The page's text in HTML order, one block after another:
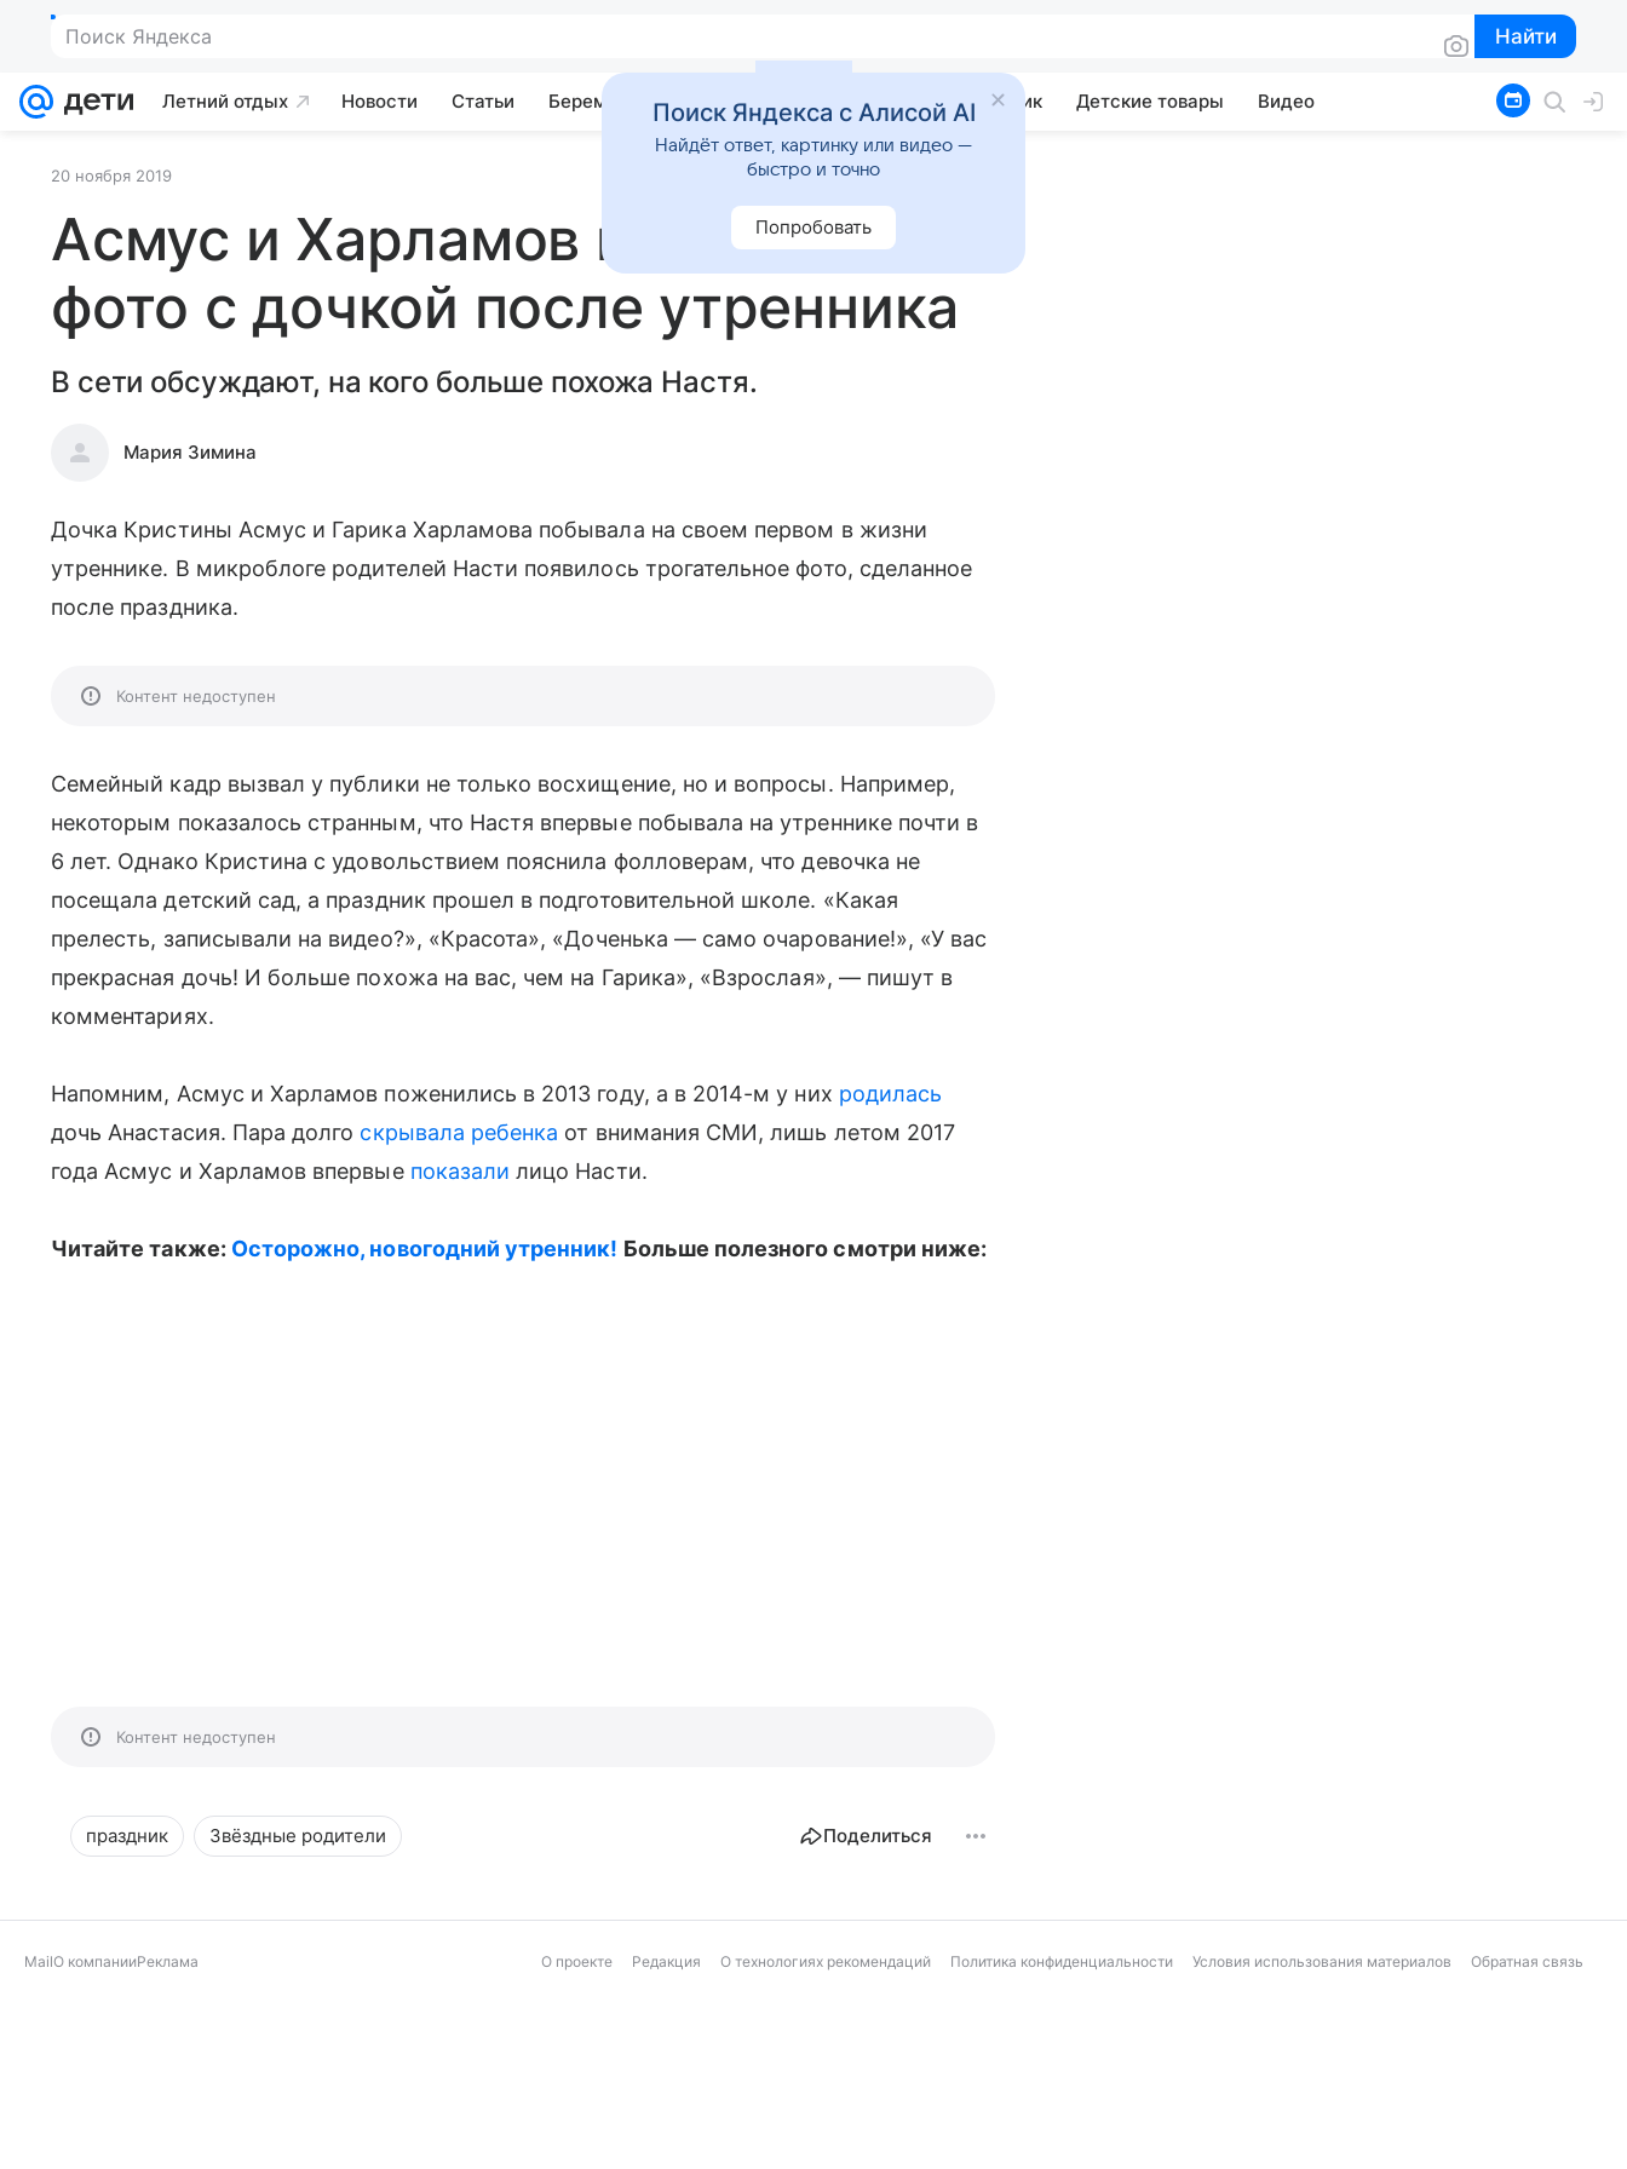
Поиск Яндекса Найти
Найти
Летний отдых Новости Статьи Беременность Развитие Почемучка Учебник Детские товары Видео
20 ноября 2019
Асмус и Харламов показали
фото с дочкой после утренника
В сети обсуждают, на кого больше похожа Настя.
Мария Зимина
Дочка Кристины Асмус и Гарика Харламова побывала на своем первом в жизни
утреннике. В микроблоге родителей Насти появилось трогательное фото, сделанное
после праздника.
Контент недоступен
Семейный кадр вызвал у публики не только восхищение, но и вопросы. Например,
некоторым показалось странным, что Настя впервые побывала на утреннике почти в
6 лет. Однако Кристина с удовольствием пояснила фолловерам, что девочка не
посещала детский сад, а праздник прошел в подготовительной школе. «Какая
прелесть, записывали на видео?», «Красота», «Доченька — само очарование!», «У вас
прекрасная дочь! И больше похожа на вас, чем на Гарика», «Взрослая», — пишут в
комментариях.
Напомним, Асмус и Харламов поженились в 2013 году, а в 2014-м у них родилась
дочь Анастасия. Пара долго скрывала ребенка от внимания СМИ, лишь летом 2017
года Асмус и Харламов впервые показали лицо Насти.
Читайте также: Осторожно, новогодний утренник! Больше полезного смотри ниже:
Контент недоступен
праздник Звёздные родители Поделиться
MailО компанииРеклама О проекте Редакция О технологиях рекомендаций Политика конфиденциальности Условия использования материалов Обратная связь
Поиск Яндекса с Алисой AI
Найдёт ответ, картинку или видео —
быстро и точно
Попробовать